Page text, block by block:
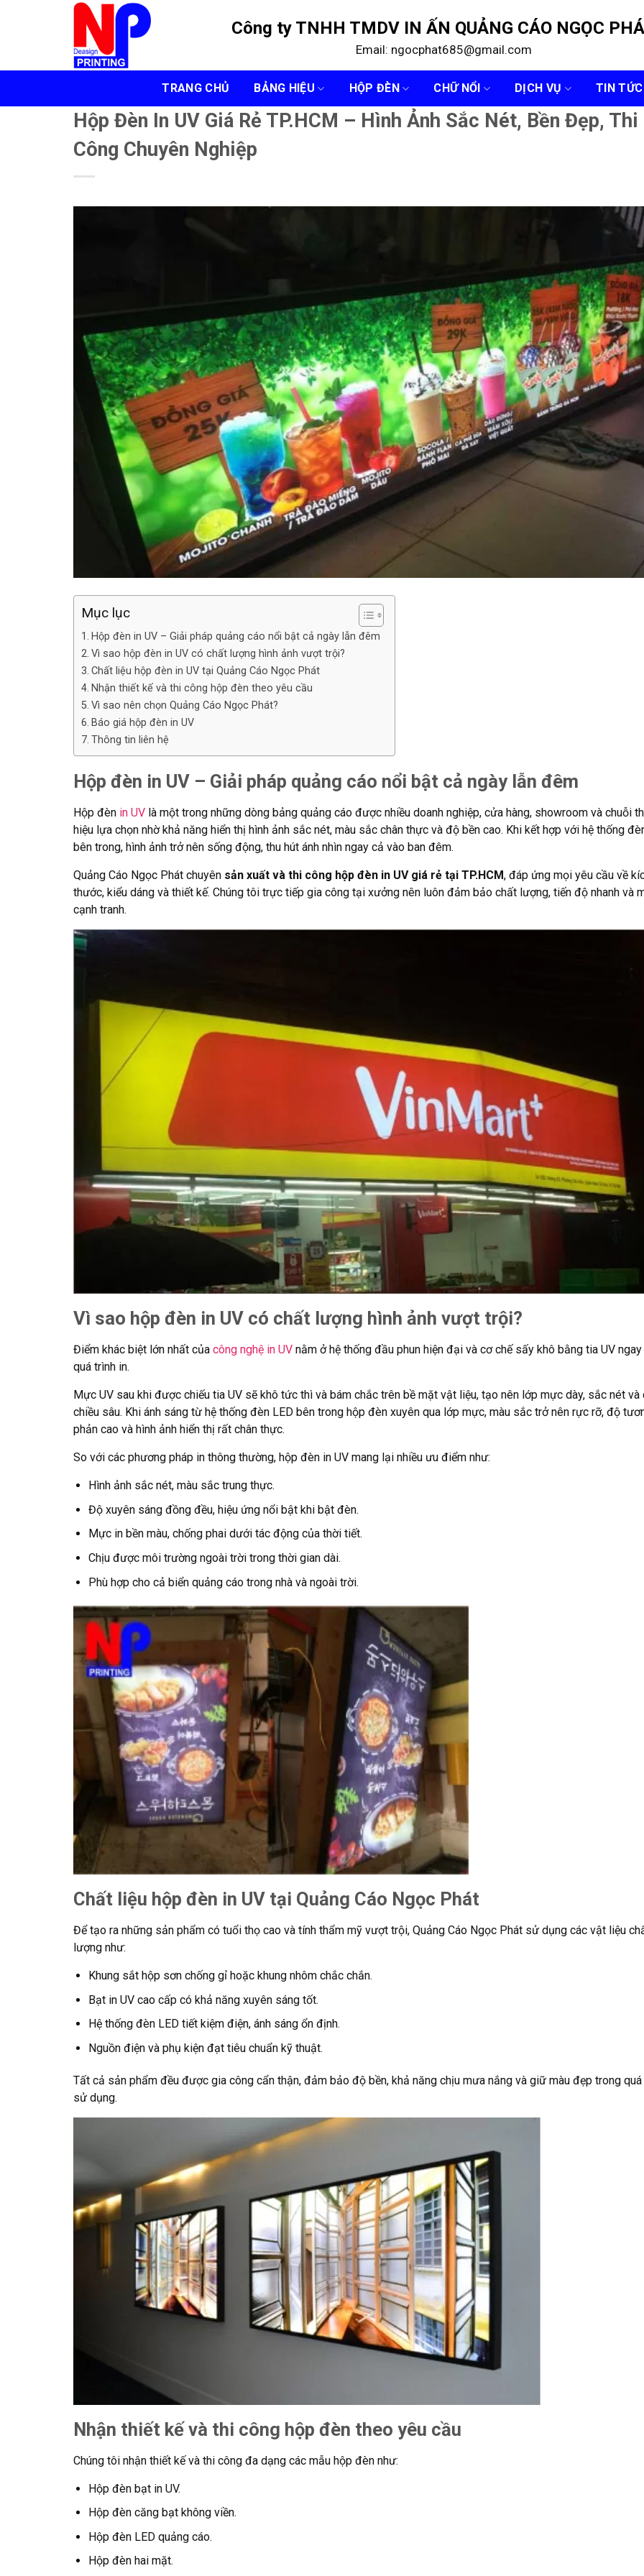
Công ty TNHH TMDV IN ẤN QUẢNG CÁO NGỌC
Email: ngocphat685@gmail.com
TRANG CHỦ BẢNG HIỆU HỘP ĐÈN CHỮ NỔI DỊCH VỤ TIN TỨC
Hộp Đèn In UV Giá Rẻ TP.HCM – Hình Ảnh Sắc Nét, Bền Đẹp, Thi
Công Chuyên Nghiệp
Mục lục
Hộp đèn in UV – Giải pháp quảng cáo nổi bật cả ngày lẫn đêm
Vì sao hộp đèn in UV có chất lượng hình ảnh vượt trội?
Chất liệu hộp đèn in UV tại Quảng Cáo Ngọc Phát
Nhận thiết kế và thi công hộp đèn theo yêu cầu
Vì sao nên chọn Quảng Cáo Ngọc Phát?
Báo giá hộp đèn in UV
Thông tin liên hệ
Hộp đèn in UV – Giải pháp quảng cáo nổi bật cả ngày lẫn đêm
Hộp đèn in UV là một trong những dòng bảng quảng cáo được nhiều doanh nghiệp, cửa hàng, showroom và chuỗi
hiệu lựa chọn nhờ khả năng hiển thị hình ảnh sắc nét, màu sắc chân thực và độ bền cao. Khi kết hợp với hệ thống
bên trong, hình ảnh trở nên sống động, thu hút ánh nhìn ngay cả vào ban đêm.
Quảng Cáo Ngọc Phát chuyên sản xuất và thi công hộp đèn in UV giá rẻ tại TP.HCM, đáp ứng mọi yêu cầu về
thước, kiểu dáng và thiết kế. Chúng tôi trực tiếp gia công tại xưởng nên luôn đảm bảo chất lượng, tiến độ nhanh và
cạnh tranh.
Vì sao hộp đèn in UV có chất lượng hình ảnh vượt trội?
Điểm khác biệt lớn nhất của công nghệ in UV nằm ở hệ thống đầu phun hiện đại và cơ chế sấy khô bằng tia UV
quá trình in.
Mực UV sau khi được chiếu tia UV sẽ khô tức thì và bám chắc trên bề mặt vật liệu, tạo nên lớp mực dày, sắc nét và
chiều sâu. Khi ánh sáng từ hệ thống đèn LED bên trong hộp đèn xuyên qua lớp mực, màu sắc trở nên rực rỡ, độ
phản cao và hình ảnh hiển thị rất chân thực.
So với các phương pháp in thông thường, hộp đèn in UV mang lại nhiều ưu điểm như:
Hình ảnh sắc nét, màu sắc trung thực.
Độ xuyên sáng đồng đều, hiệu ứng nổi bật khi bật đèn.
Mực in bền màu, chống phai dưới tác động của thời tiết.
Chịu được môi trường ngoài trời trong thời gian dài.
Phù hợp cho cả biển quảng cáo trong nhà và ngoài trời.
Chất liệu hộp đèn in UV tại Quảng Cáo Ngọc Phát
Để tạo ra những sản phẩm có tuổi thọ cao và tính thẩm mỹ vượt trội, Quảng Cáo Ngọc Phát sử dụng các vật liệu
lượng như:
Khung sắt hộp sơn chống gỉ hoặc khung nhôm chắc chắn.
Bạt in UV cao cấp có khả năng xuyên sáng tốt.
Hệ thống đèn LED tiết kiệm điện, ánh sáng ổn định.
Nguồn điện và phụ kiện đạt tiêu chuẩn kỹ thuật.
Tất cả sản phẩm đều được gia công cẩn thận, đảm bảo độ bền, khả năng chịu mưa nắng và giữ màu đẹp trong
sử dụng.
Nhận thiết kế và thi công hộp đèn theo yêu cầu
Chúng tôi nhận thiết kế và thi công đa dạng các mẫu hộp đèn như:
Hộp đèn bạt in UV.
Hộp đèn căng bạt không viền.
Hộp đèn LED quảng cáo.
Hộp đèn hai mặt.